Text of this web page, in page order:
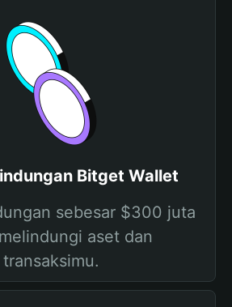
Bitget Wallet
sebesar $300 juta
aset dan
transaksimu.